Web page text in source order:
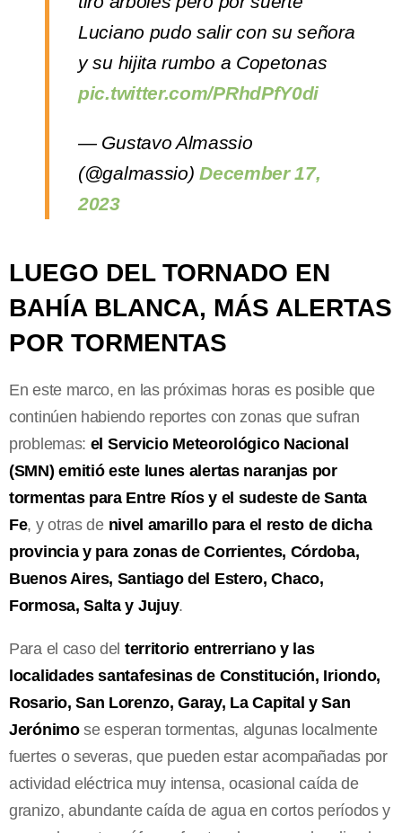
Luciano pudo salir con su señora
y su hijita rumbo a Copetonas
pic.twitter.com/PRhdPfY0di
— Gustavo Almassio
(@galmassio)December 17,
2023
LUEGO DEL TORNADO EN
BAHÍA BLANCA, MÁS ALERTAS
POR TORMENTAS
En este marco, en las próximas horas es posible que
continúen habiendo reportes con zonas que sufran
problemas: el Servicio Meteorológico Nacional
(SMN) emitió este lunes alertas naranjas por
tormentas para Entre Ríos y el sudeste de Santa
Fe, y otras de nivel amarillo para el resto de dicha
provincia y para zonas de Corrientes, Córdoba,
Buenos Aires, Santiago del Estero, Chaco,
Formosa, Salta y Jujuy.
Para el caso del territorio entrerriano y las
localidades santafesinas de Constitución, Iriondo,
Rosario, San Lorenzo, Garay, La Capital y San
Jerónimose esperan tormentas, algunas localmente
fuertes o severas, que pueden estar acompañadas por
actividad eléctrica muy intensa, ocasional caída de
granizo, abundante caída de agua en cortos períodos y